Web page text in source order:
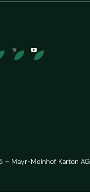
Mayr-Melnhof Karton AG